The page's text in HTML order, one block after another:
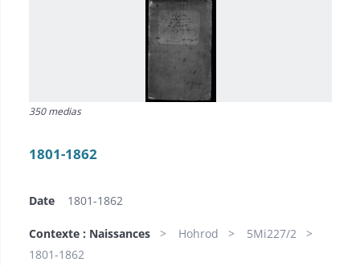
350 medias
1801-1862
Date 1801-1862
Contexte : Naissances Hohrod
5Mi227/2
1801-1862